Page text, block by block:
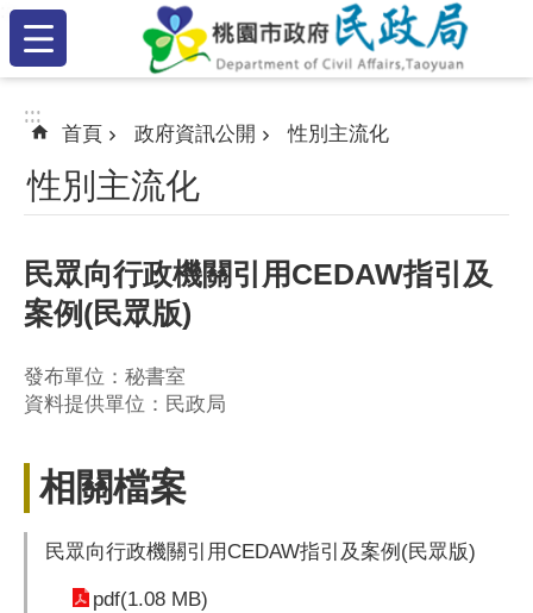
跳到主要內容區塊
:::
:::
:::
首頁 政府資訊公開 性別主流化
性別主流化
民眾向行政機關引用CEDAW指引及
案例(民眾版)
發布單位：秘書室
資料提供單位：民政局
相關檔案
民眾向行政機關引用CEDAW指引及案例(民眾版)
pdf(1.08 MB)